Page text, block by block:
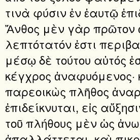
τινὰ φύσιν ἐν ἑαυτῷ
Ἄνθος μὲν γὰρ πρῶτον
λεπτότατόν ἐστι
μέσῳ δὲ τούτου αὐτός
κέγχρος ἀναφυόμενος·
παρεοικὼς πλῆθος
ἐπιδείκνυται, εἰς
τοῦ πλήθους μὲν ὡς